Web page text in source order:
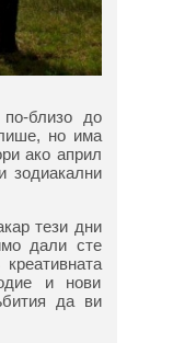
близо до
но има
ако април
зодиакални
тези дни
дали сте
и нови
да ви